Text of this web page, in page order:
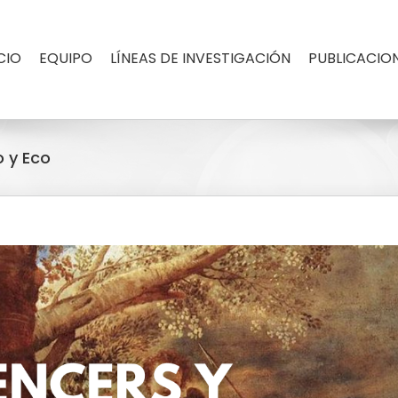
EQUIPO LÍNEAS DE INVESTIGACIÓN
y Eco